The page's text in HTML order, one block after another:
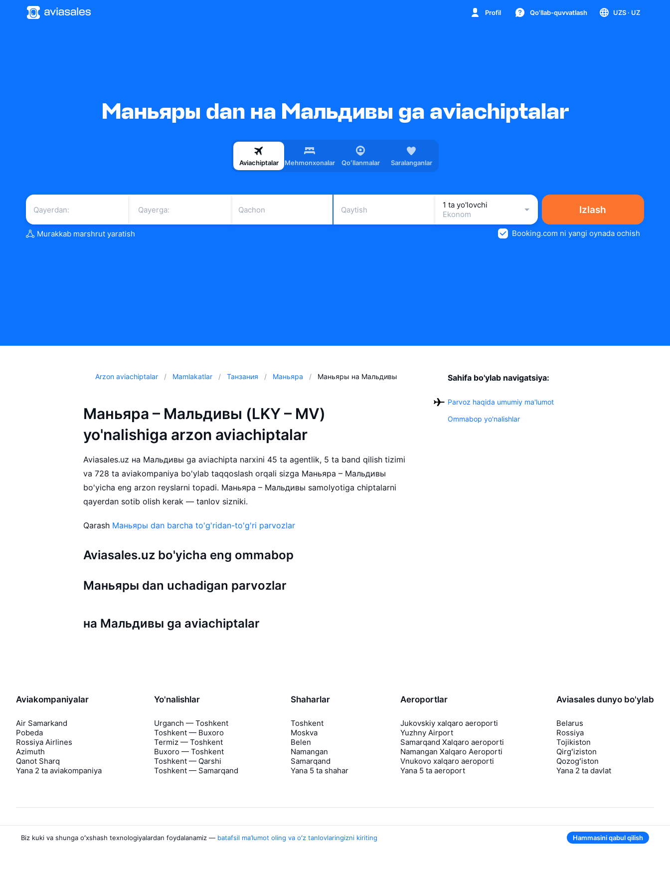
Profil Qo'llab-quvvatlash UZS · UZ
Маньяры dan на Мальдивы ga aviachiptalar
Aviachiptalar Mehmonxonalar Qoʻllanmalar Saralanganlar
Qachon Qaytish
1 ta yo'lovchi
Ekonom
Izlash
Murakkab marshrut yaratish Booking.com ni yangi oynada ochish
Arzon aviachiptalar Mamlakatlar Танзания Маньяра Маньяры на Мальдивы
Маньяра – Мальдивы (LKY – MV)
yo'nalishiga arzon aviachiptalar
Aviasales.uz на Мальдивы ga aviachipta narxini 45 ta agentlik, 5 ta band qilish tizimi
va 728 ta aviakompaniya bo'ylab taqqoslash orqali sizga Маньяра – Мальдивы
bo'yicha eng arzon reyslarni topadi. Маньяра – Мальдивы samolyotiga chiptalarni
qayerdan sotib olish kerak — tanlov sizniki.
Qarash Маньяры dan barcha to'g'ridan-to'g'ri parvozlar
Aviasales.uz bo'yicha eng ommabop
Маньяры dan uchadigan parvozlar
на Мальдивы ga aviachiptalar
Sahifa bo'ylab navigatsiya:
Parvoz haqida umumiy ma'lumot
Ommabop yo'nalishlar
Aviakompaniyalar
Air Samarkand
Pobeda
Rossiya Airlines
Azimuth
Qanot Sharq
Yana 2 ta aviakompaniya
Yo'nalishlar
Urganch — Toshkent
Toshkent — Buxoro
Termiz — Toshkent
Buxoro — Toshkent
Toshkent — Qarshi
Toshkent — Samarqand
Shaharlar
Toshkent
Moskva
Belen
Namangan
Samarqand
Yana 5 ta shahar
Aeroportlar
Jukovskiy xalqaro aeroporti
Yuzhny Airport
Samarqand Xalqaro aeroporti
Namangan Xalqaro Aeroporti
Vnukovo xalqaro aeroporti
Yana 5 ta aeroport
Aviasales dunyo bo'ylab
Belarus
Rossiya
Tojikiston
Qirgʻiziston
Qozogʻiston
Yana 2 ta davlat
Aviasales haqida
Biz kuki va shunga oʻxshash texnologiyalardan foydalanamiz — batafsil ma’lumot oling va oʻz tanlovlaringizni kiriting Hammasini qabul qilish